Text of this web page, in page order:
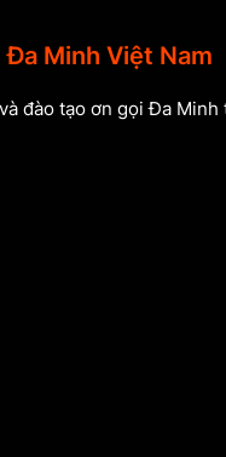
Minh Việt Nam
đào tạo ơn gọi Đa Minh